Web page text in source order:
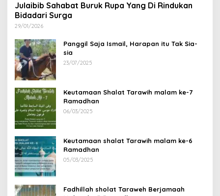
Julaibib Sahabat Buruk Rupa Yang Di Rindukan
Bidadari Surga
29/01/2026
Panggil Saja Ismail, Harapan itu Tak Sia-
sia
23/07/2025
Keutamaan Shalat Tarawih malam ke-7
Ramadhan
06/03/2025
Keutamaan shalat Tarawih malam ke-6
Ramadhan
05/03/2025
Fadhillah sholat Taraweh Berjamaah